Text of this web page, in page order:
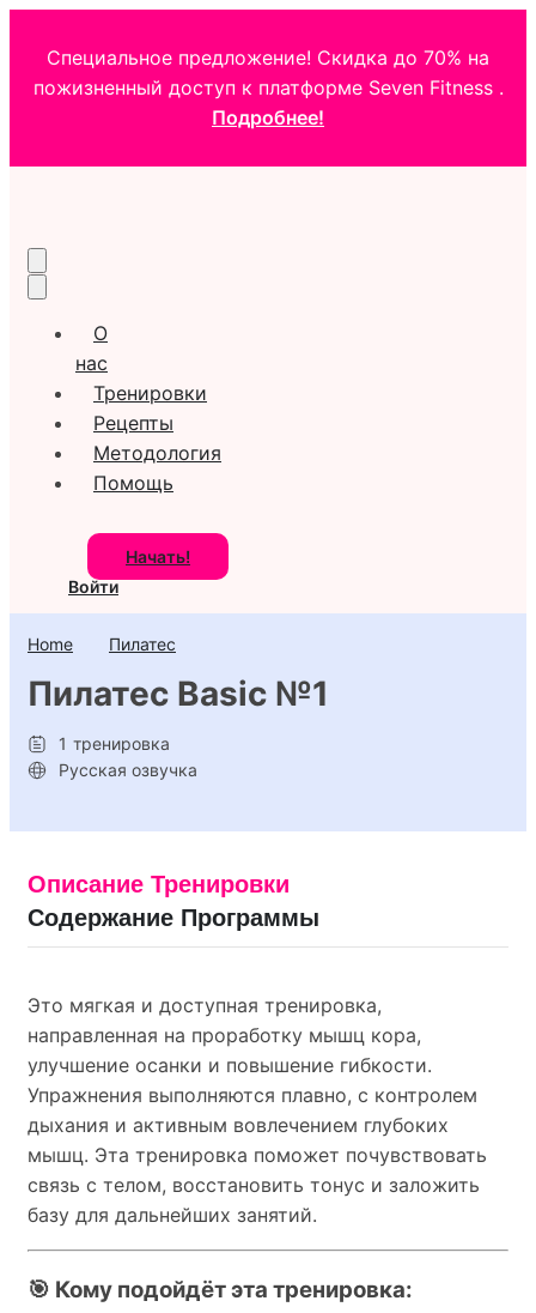
Специальное предложение! Скидка до 70% на
пожизненный доступ к платформе Seven Fitness .
Подробнее!
О
нас
Тренировки
Рецепты
Методология
Помощь
Начать!
Войти
Home Пилатес
Пилатес Basic №1
1 тренировка
Русская озвучка
Описание Тренировки
Содержание Программы
Это мягкая и доступная тренировка,
направленная на проработку мышц кора,
улучшение осанки и повышение гибкости.
Упражнения выполняются плавно, с контролем
дыхания и активным вовлечением глубоких
мышц. Эта тренировка поможет почувствовать
связь с телом, восстановить тонус и заложить
базу для дальнейших занятий.
🎯 Кому подойдёт эта тренировка: